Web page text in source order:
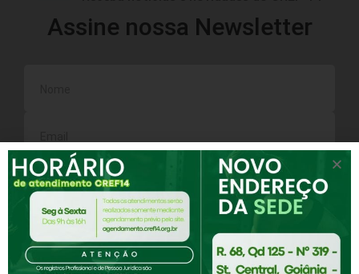
Assine nossa Newsletter
Inscrever